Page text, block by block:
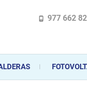
y
desde el
977 662